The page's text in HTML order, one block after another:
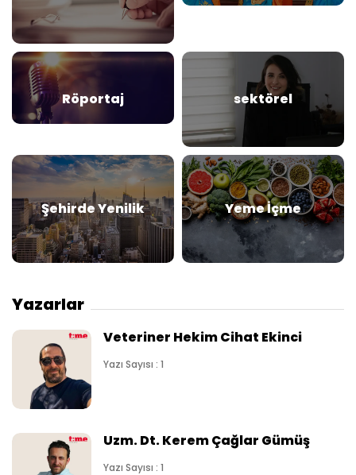
Röportaj sektörel
Şehirde Yenilik Yeme İçme
Yazarlar
Veteriner Hekim Cihat Ekinci
Yazı Sayısı : 1
Uzm. Dt. Kerem Çağlar Gümüş
Yazı Sayısı : 1